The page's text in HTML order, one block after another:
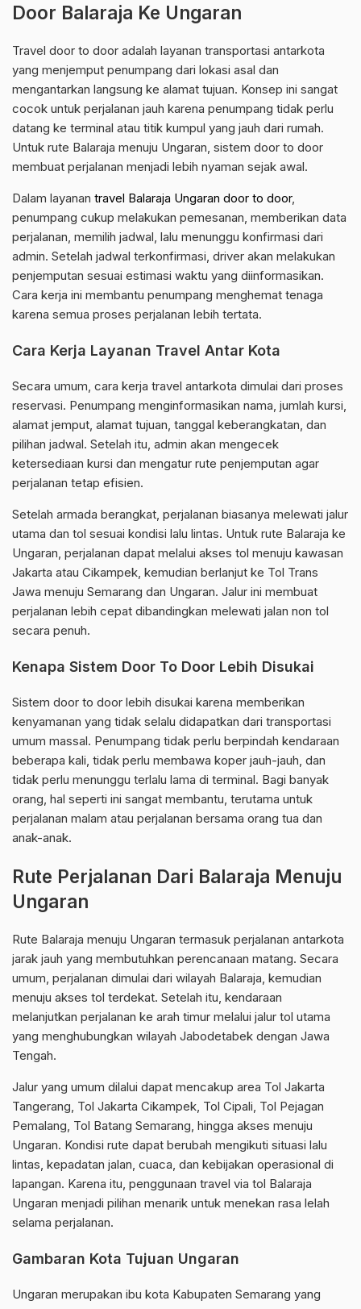
Door Balaraja Ke Ungaran
Travel door to door adalah layanan transportasi antarkota
yang menjemput penumpang dari lokasi asal dan
mengantarkan langsung ke alamat tujuan. Konsep ini sangat
cocok untuk perjalanan jauh karena penumpang tidak perlu
datang ke terminal atau titik kumpul yang jauh dari rumah.
Untuk rute Balaraja menuju Ungaran, sistem door to door
membuat perjalanan menjadi lebih nyaman sejak awal.
Dalam layanan travel Balaraja Ungaran door to door,
penumpang cukup melakukan pemesanan, memberikan data
perjalanan, memilih jadwal, lalu menunggu konfirmasi dari
admin. Setelah jadwal terkonfirmasi, driver akan melakukan
penjemputan sesuai estimasi waktu yang diinformasikan.
Cara kerja ini membantu penumpang menghemat tenaga
karena semua proses perjalanan lebih tertata.
Cara Kerja Layanan Travel Antar Kota
Secara umum, cara kerja travel antarkota dimulai dari proses
reservasi. Penumpang menginformasikan nama, jumlah kursi,
alamat jemput, alamat tujuan, tanggal keberangkatan, dan
pilihan jadwal. Setelah itu, admin akan mengecek
ketersediaan kursi dan mengatur rute penjemputan agar
perjalanan tetap efisien.
Setelah armada berangkat, perjalanan biasanya melewati jalur
utama dan tol sesuai kondisi lalu lintas. Untuk rute Balaraja ke
Ungaran, perjalanan dapat melalui akses tol menuju kawasan
Jakarta atau Cikampek, kemudian berlanjut ke Tol Trans
Jawa menuju Semarang dan Ungaran. Jalur ini membuat
perjalanan lebih cepat dibandingkan melewati jalan non tol
secara penuh.
Kenapa Sistem Door To Door Lebih Disukai
Sistem door to door lebih disukai karena memberikan
kenyamanan yang tidak selalu didapatkan dari transportasi
umum massal. Penumpang tidak perlu berpindah kendaraan
beberapa kali, tidak perlu membawa koper jauh-jauh, dan
tidak perlu menunggu terlalu lama di terminal. Bagi banyak
orang, hal seperti ini sangat membantu, terutama untuk
perjalanan malam atau perjalanan bersama orang tua dan
anak-anak.
Rute Perjalanan Dari Balaraja Menuju
Ungaran
Rute Balaraja menuju Ungaran termasuk perjalanan antarkota
jarak jauh yang membutuhkan perencanaan matang. Secara
umum, perjalanan dimulai dari wilayah Balaraja, kemudian
menuju akses tol terdekat. Setelah itu, kendaraan
melanjutkan perjalanan ke arah timur melalui jalur tol utama
yang menghubungkan wilayah Jabodetabek dengan Jawa
Tengah.
Jalur yang umum dilalui dapat mencakup area Tol Jakarta
Tangerang, Tol Jakarta Cikampek, Tol Cipali, Tol Pejagan
Pemalang, Tol Batang Semarang, hingga akses menuju
Ungaran. Kondisi rute dapat berubah mengikuti situasi lalu
lintas, kepadatan jalan, cuaca, dan kebijakan operasional di
lapangan. Karena itu, penggunaan travel via tol Balaraja
Ungaran menjadi pilihan menarik untuk menekan rasa lelah
selama perjalanan.
Gambaran Kota Tujuan Ungaran
Ungaran merupakan ibu kota Kabupaten Semarang yang